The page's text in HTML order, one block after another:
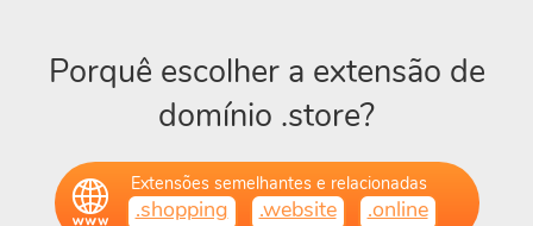
Porquê escolher a extensão de
domínio .store?
Extensões semelhantes e relacionadas
.shopping .website .online